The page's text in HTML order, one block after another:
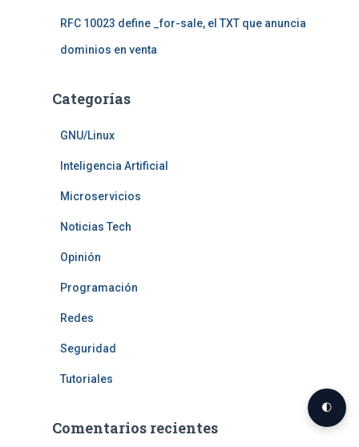
RFC 10023 define _for-sale, el TXT que anuncia
dominios en venta
Categorías
GNU/Linux
Inteligencia Artificial
Microservicios
Noticias Tech
Opinión
Programación
Redes
Seguridad
Tutoriales
Comentarios recientes
🌓